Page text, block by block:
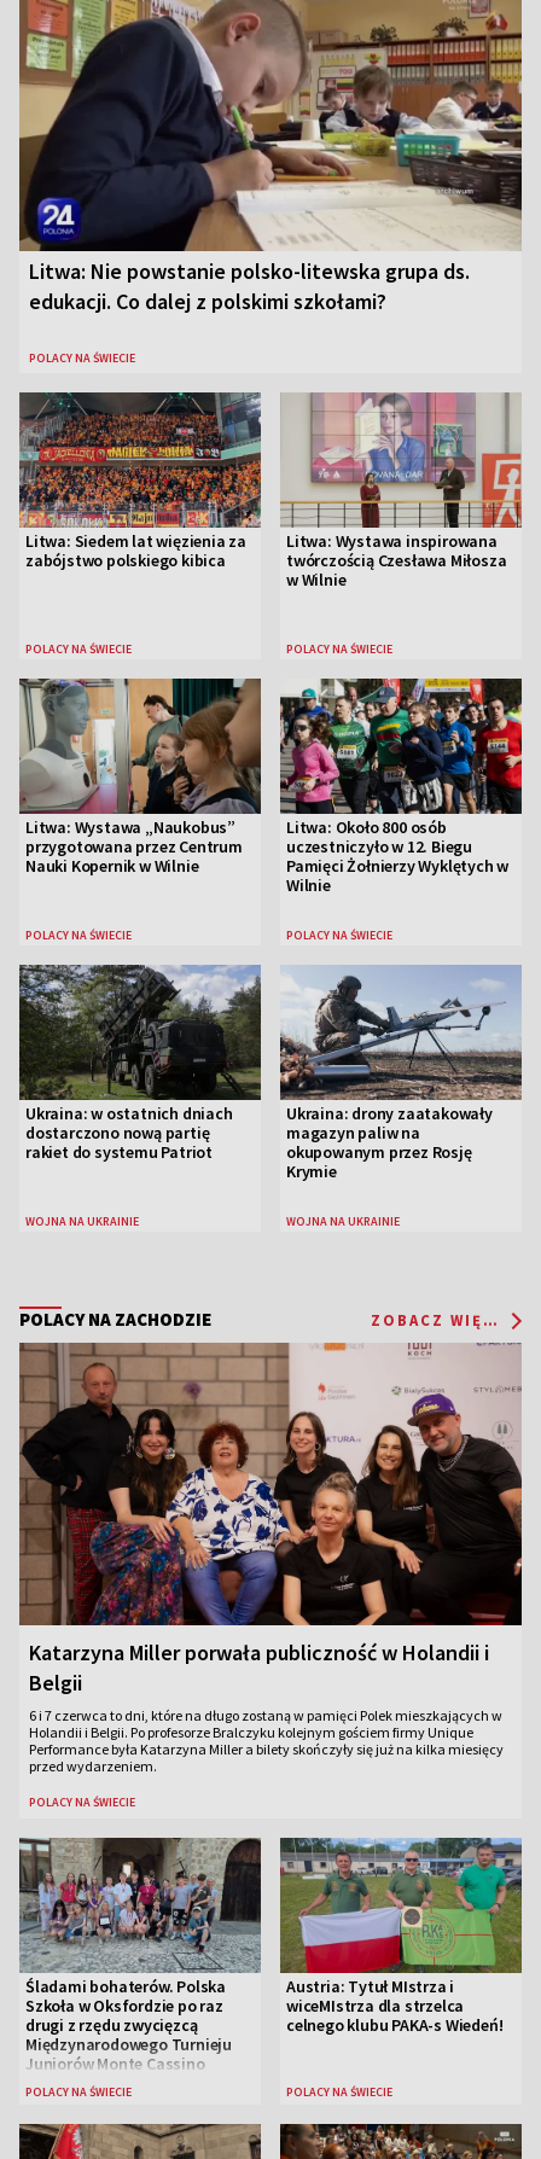
Litwa: Nie powstanie polsko-litewska grupa ds.
edukacji. Co dalej z polskimi szkołami?
POLACY NA ŚWIECIE
Litwa: Siedem lat więzienia za
zabójstwo polskiego kibica
POLACY NA ŚWIECIE
Litwa: Wystawa inspirowana
twórczością Czesława Miłosza
w Wilnie
POLACY NA ŚWIECIE
Litwa: Wystawa „Naukobus”
przygotowana przez Centrum
Nauki Kopernik w Wilnie
POLACY NA ŚWIECIE
Litwa: Około 800 osób
uczestniczyło w 12. Biegu
Pamięci Żołnierzy Wyklętych w
Wilnie
POLACY NA ŚWIECIE
Ukraina: w ostatnich dniach
dostarczono nową partię
rakiet do systemu Patriot
WOJNA NA UKRAINIE
Ukraina: drony zaatakowały
magazyn paliw na
okupowanym przez Rosję
Krymie
WOJNA NA UKRAINIE
POLACY NA ZACHODZIE ZOBACZ WIĘCEJ
Katarzyna Miller porwała publiczność w Holandii i
Belgii
6 i 7 czerwca to dni, które na długo zostaną w pamięci Polek mieszkających w
Holandii i Belgii. Po profesorze Bralczyku kolejnym gościem firmy Unique
Performance była Katarzyna Miller a bilety skończyły się już na kilka miesięcy
przed wydarzeniem.
POLACY NA ŚWIECIE
Śladami bohaterów. Polska
Szkoła w Oksfordzie po raz
drugi z rzędu zwycięzcą
Międzynarodowego Turnieju
Juniorów Monte Cassino
POLACY NA ŚWIECIE
Austria: Tytuł MIstrza i
wiceMIstrza dla strzelca
celnego klubu PAKA-s Wiedeń!
POLACY NA ŚWIECIE